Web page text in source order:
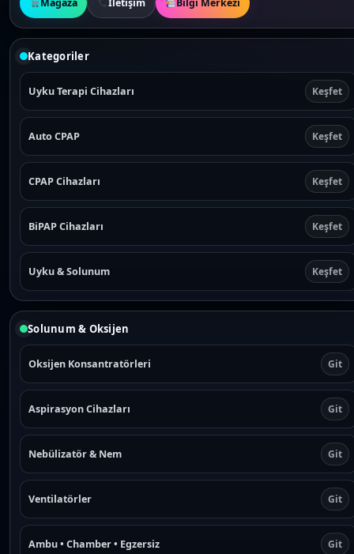
Mağaza İletişim Bilgi Merkezi
Kategoriler
Uyku Terapi Cihazları Keşfet
Auto CPAP Keşfet
CPAP Cihazları Keşfet
BiPAP Cihazları Keşfet
Uyku & Solunum Keşfet
Solunum & Oksijen
Oksijen Konsantratörleri Git
Aspirasyon Cihazları Git
Nebülizatör & Nem Git
Ventilatörler Git
Ambu • Chamber • Egzersiz Git